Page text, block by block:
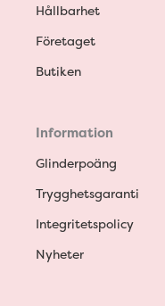
Hållbarhet
Företaget
Butiken
Information
Glinderpoäng
Trygghetsgaranti
Integritetspolicy
Nyheter